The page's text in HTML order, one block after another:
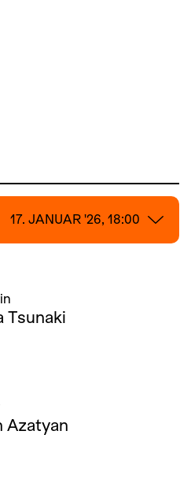
17. JANUAR '26, 18:00
30. JANUAR '26, 19:00
Tsunaki
Azatyan